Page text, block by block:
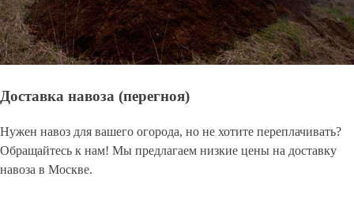
Доставка навоза (перегноя)
Нужен навоз для вашего огорода, но не хотите переплачивать?
Обращайтесь к нам! Мы предлагаем низкие цены на доставку
навоза в Москве.